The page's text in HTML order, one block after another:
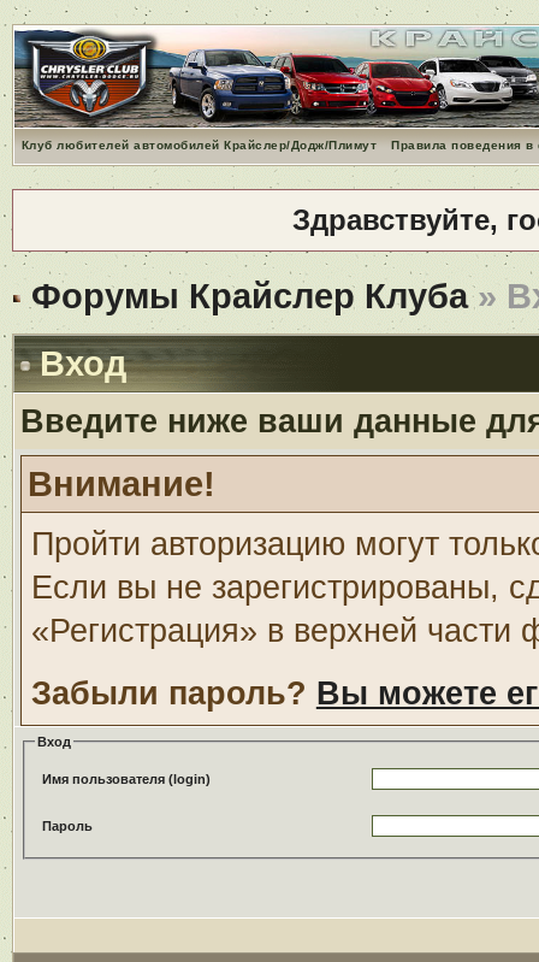
Клуб любителей автомобилей Крайслер/Додж/Плимут Правила поведения
Здравствуйте,
Форумы Крайслер Клуба»
Вход
Введите ниже ваши данные
Внимание!
Пройти авторизацию могут
Если вы не зарегистрированы,
«Регистрация» в верхней части
Забыли пароль? Вы можете
Вход
Имя пользователя (login)
Пароль